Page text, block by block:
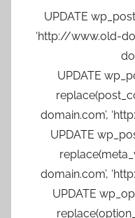
UPDATE
‘http://www.old-
UPDATE
domain.com’,
UPDATE
domain.com’,
UPDATE